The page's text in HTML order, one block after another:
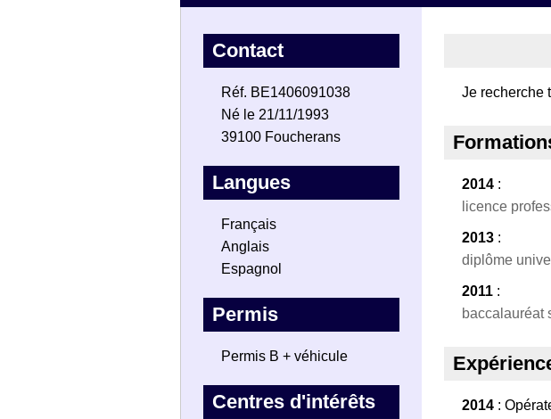
Contact
Réf. BE1406091038
Né le 21/11/1993
39100 Foucherans
Langues
Français
Anglais
Espagnol
Permis
Permis B + véhicule
Centres d'intérêts
Je recherche
2014 :
licence
2013 :
diplôme
2011 :
baccalauréat
2014 :